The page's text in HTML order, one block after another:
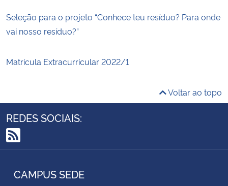
Seleção para o projeto “Conhece teu resíduo? Para onde
vai nosso resíduo?”
Matrícula Extracurricular 2022/1
Voltar ao topo
REDES SOCIAIS:
RSS
CAMPUS SEDE